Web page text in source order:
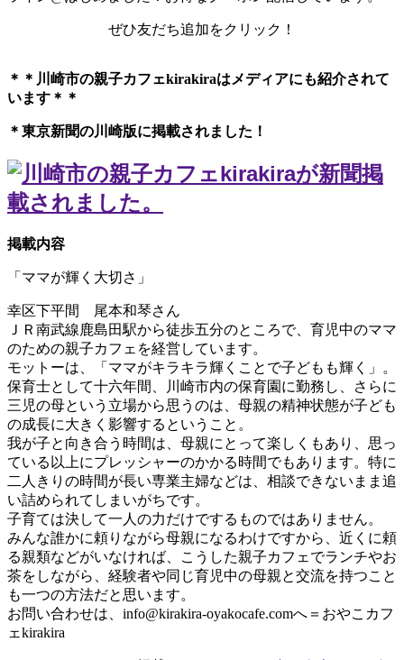
ぜひ友だち追加をクリック！
＊＊川崎市の親子カフェkirakiraは メディアにも紹介されて
います＊＊
＊東京新聞の川崎版に掲載されました！
掲載内容
「ママが輝く大切さ」
幸区下平間 尾本和琴さん
ＪＲ南武線鹿島田駅から徒歩五分のところで、育児中のママ
のための親子カフェを経営しています。
モットーは、「ママがキラキラ輝くことで子どもも輝く」。
保育士として十六年間、川崎市内の保育園に勤務し、さらに
三児の母という立場から思うのは、母親の精神状態が子ども
の成長に大きく影響するということ。
我が子と向き合う時間は、母親にとって楽しくもあり、思っ
ている以上にプレッシャーのかかる時間でもあります。特に
二人きりの時間が長い専業主婦などは、相談できないまま追
い詰められてしまいがちです。
子育ては決して一人の力だけでするものではありません。
みんな誰かに頼りながら母親になるわけですから、近くに頼
る親類などがいなければ、こうした親子カフェでランチやお
茶をしながら、経験者や同じ育児中の母親と交流を持つこと
も一つの方法だと思います。
お問い合わせは、 info@kirakira-oyakocafe.comへ＝おやこカフ
ェkirakira